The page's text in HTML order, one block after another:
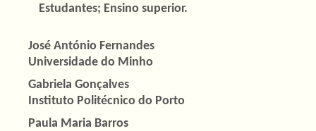
Estudantes; Ensino superior.
Conteúdo
do
artigo
principal
José António Fernandes
Universidade do Minho
Gabriela Gonçalves
Instituto Politécnico do Porto
Paula Maria Barros